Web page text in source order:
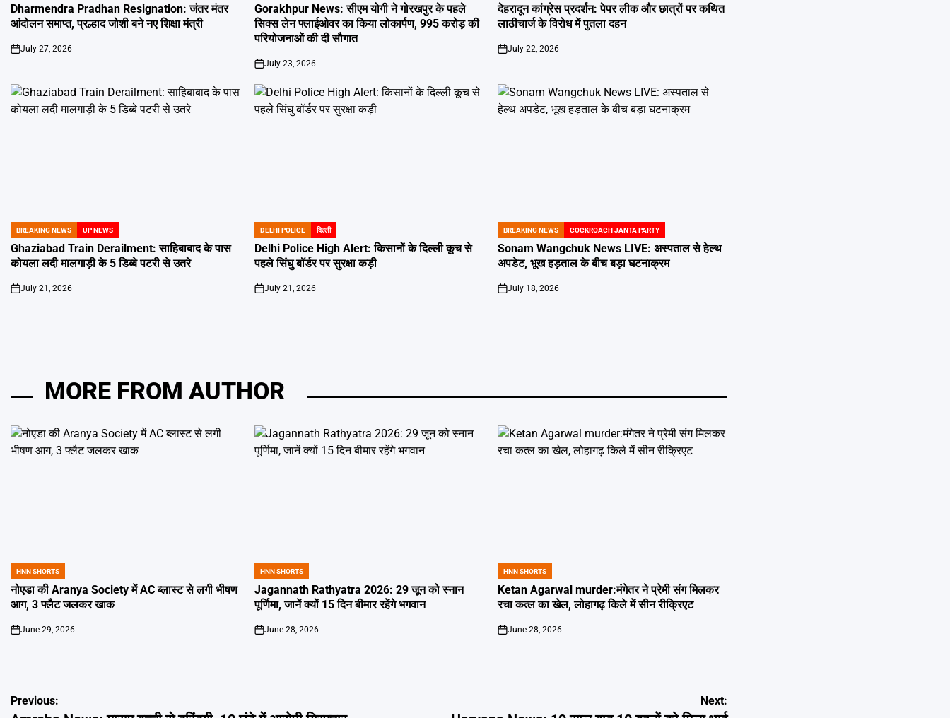
INDharmendra Pradhan Resignation: जंतर मंतर
आंदोलन समाप्त, प्रल्हाद जोशी बने नए शिक्षा मंत्री
on
July 27, 2026
IN
Gorakhpur News: सीएम योगी ने गोरखपुर के पहले
सिक्स लेन फ्लाईओवर का किया लोकार्पण, 995 करोड़ की
परियोजनाओं की दी सौगात
on
July 23, 2026
IN
देहरादून कांग्रेस प्रदर्शन: पेपर लीक और छात्रों पर कथित
लाठीचार्ज के विरोध में पुतला दहन
on
July 22, 2026
POSTED
IN
BREAKING NEWS UP NEWS
Ghaziabad Train Derailment: साहिबाबाद के पास
कोयला लदी मालगाड़ी के 5 डिब्बे पटरी से उतरे
on
July 21, 2026
POSTED
IN
DELHI POLICE दिल्ली
Delhi Police High Alert: किसानों के दिल्ली कूच से
पहले सिंघु बॉर्डर पर सुरक्षा कड़ी
on
July 21, 2026
POSTED
IN
BREAKING NEWS COCKROACH JANTA PARTY
Sonam Wangchuk News LIVE: अस्पताल से हेल्थ
अपडेट, भूख हड़ताल के बीच बड़ा घटनाक्रम
on
July 18, 2026
MORE FROM AUTHOR
POSTED
IN
HNN SHORTS
नोएडा की Aranya Society में AC ब्लास्ट से लगी भीषण
आग, 3 फ्लैट जलकर खाक
on
June 29, 2026
POSTED
IN
HNN SHORTS
Jagannath Rathyatra 2026: 29 जून को स्नान
पूर्णिमा, जानें क्यों 15 दिन बीमार रहेंगे भगवान
on
June 28, 2026
POSTED
IN
HNN SHORTS
Ketan Agarwal murder:मंगेतर ने प्रेमी संग मिलकर
रचा कत्ल का खेल, लोहागढ़ किले में सीन रीक्रिएट
on
June 28, 2026
Post
Previous: Next: